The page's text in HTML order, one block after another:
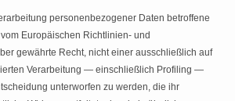
personenbezogener Daten betroffene
Europäischen Richtlinien- und
gewährte Recht, nicht einer ausschließlich auf
Verarbeitung — einschließlich Profiling —
unterworfen zu werden, die ihr